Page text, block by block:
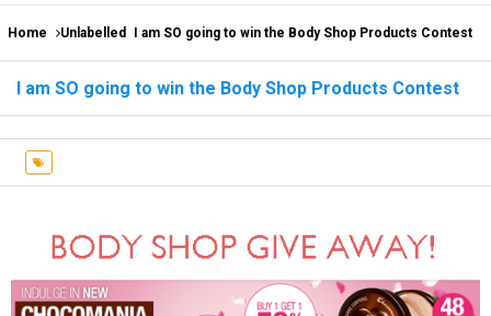
Home Unlabelled I am SO going to win the Body Shop Products Contest
I am SO going to win the Body Shop Products Contest